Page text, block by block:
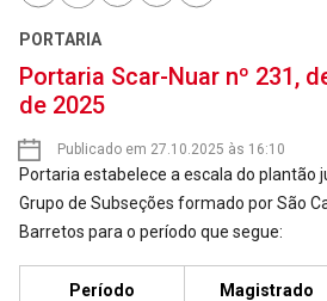
PORTARIA
Portaria Scar-Nuar nº 231,
de 2025
Publicado em 27.10.2025 às 16:10
Portaria estabelece a escala do plantão
Grupo de Subseções formado por São
Barretos para o período que segue:
Período Magistrado